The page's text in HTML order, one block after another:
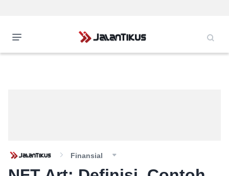
Finansial